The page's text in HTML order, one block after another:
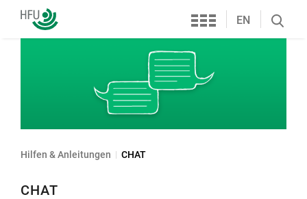
Hochschule
Furtwangen
Services
EN
Search
Hilfen & Anleitungen CHAT
CHAT